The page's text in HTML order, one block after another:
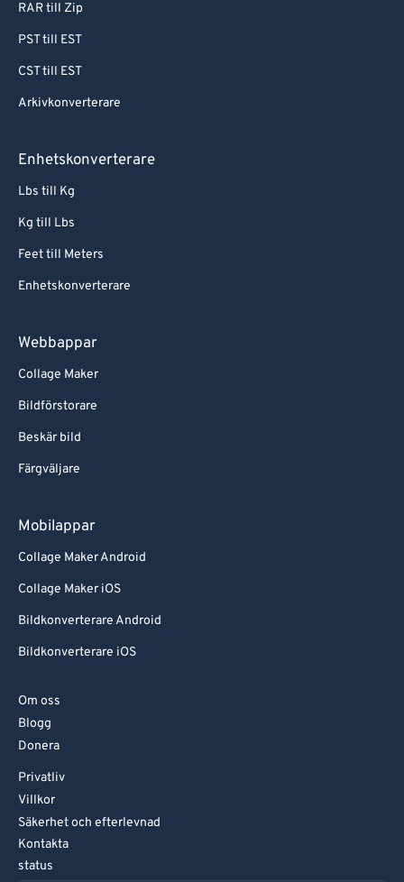
RAR till Zip
PST till EST
CST till EST
Arkivkonverterare
Enhetskonverterare
Lbs till Kg
Kg till Lbs
Feet till Meters
Enhetskonverterare
Webbappar
Collage Maker
Bildförstorare
Beskär bild
Färgväljare
Mobilappar
Collage Maker Android
Collage Maker iOS
Bildkonverterare Android
Bildkonverterare iOS
Om oss
Blogg
Donera
Privatliv
Villkor
Säkerhet och efterlevnad
Kontakta
status